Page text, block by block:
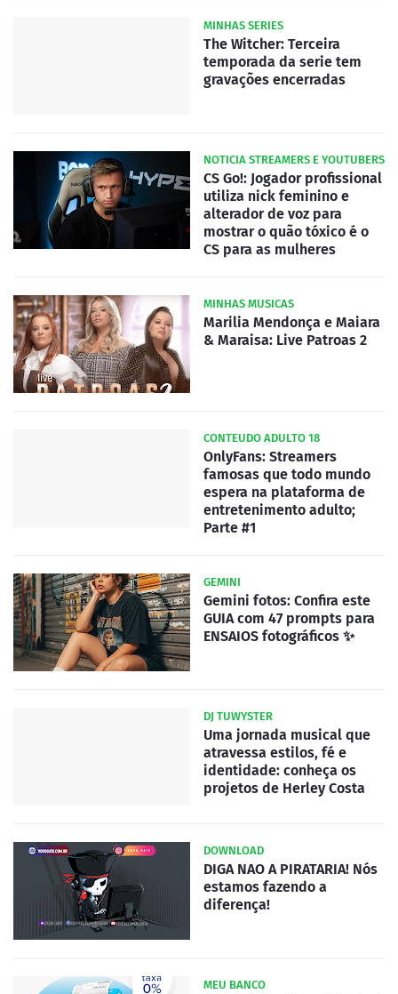
MINHAS SERIES
The Witcher: Terceira
temporada da serie tem
gravações encerradas
NOTICIA STREAMERS E YOUTUBERS
CS Go!: Jogador profissional
utiliza nick feminino e
alterador de voz para
mostrar o quão tóxico é o
CS para as mulheres
MINHAS MUSICAS
Marilia Mendonça e Maiara
& Maraisa: Live Patroas 2
CONTEUDO ADULTO 18
OnlyFans: Streamers
famosas que todo mundo
espera na plataforma de
entretenimento adulto;
Parte #1
GEMINI
Gemini fotos: Confira este
GUIA com 47 prompts para
ENSAIOS fotográficos ✨
DJ TUWYSTER
Uma jornada musical que
atravessa estilos, fé e
identidade: conheça os
projetos de Herley Costa
DOWNLOAD
DIGA NAO A PIRATARIA! Nós
estamos fazendo a
diferença!
MEU BANCO